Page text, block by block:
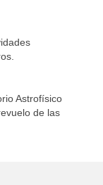
Astrofísico
de las